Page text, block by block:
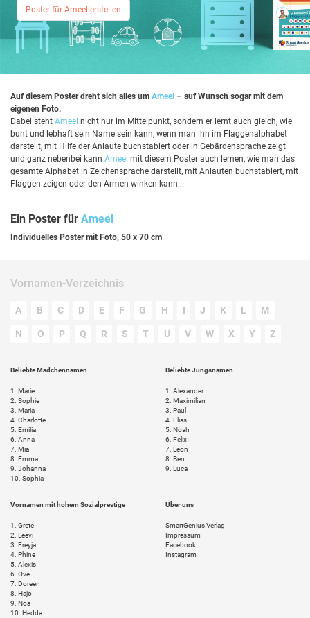
Poster für Ameel erstellen
Auf diesem Poster dreht sich alles um Ameel – auf Wunsch sogar mit dem
eigenen Foto.
Dabei steht Ameel nicht nur im Mittelpunkt, sondern er lernt auch gleich, wie
bunt und lebhaft sein Name sein kann, wenn man ihn im Flaggenalphabet
darstellt, mit Hilfe der Anlaute buchstabiert oder in Gebärdensprache zeigt –
und ganz nebenbei kann Ameel mit diesem Poster auch lernen, wie man das
gesamte Alphabet in Zeichensprache darstellt, mit Anlauten buchstabiert, mit
Flaggen zeigen oder den Armen winken kann...
Ein Poster für Ameel
Individuelles Poster mit Foto, 50 x 70 cm
Vornamen-Verzeichnis
A B C D E F G H I J K L M
N O P Q R S T U V W X Y Z
Beliebte Mädchennamen
1.
Marie
2. Sophie
3. Maria
4. Charlotte
5. Emilia
6. Anna
7. Mia
8. Emma
9. Johanna
10. Sophia
Beliebte Jungsnamen
1.
Alexander
2. Maximilian
3. Paul
4. Elias
5. Noah
6. Felix
7. Leon
8. Ben
9. Luca
Vornamen mit hohem Sozialprestige
1.
Grete
2. Leevi
3. Freyja
4. Phine
5. Alexis
6. Ove
7. Doreen
8. Hajo
9. Noa
10. Hedda
Über uns
SmartGenius Verlag
Impressum
Facebook
Instagram